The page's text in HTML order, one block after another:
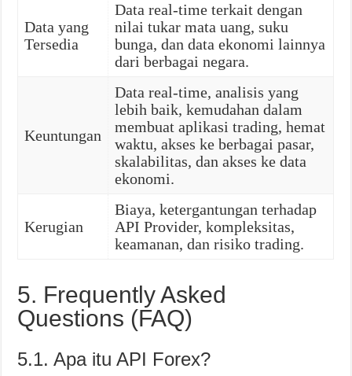
Data yang
Tersedia
Data real-time terkait dengan
nilai tukar mata uang, suku
bunga, dan data ekonomi lainnya
dari berbagai negara.
Keuntungan
Data real-time, analisis yang
lebih baik, kemudahan dalam
membuat aplikasi trading, hemat
waktu, akses ke berbagai pasar,
skalabilitas, dan akses ke data
ekonomi.
Kerugian
Biaya, ketergantungan terhadap
API Provider, kompleksitas,
keamanan, dan risiko trading.
5. Frequently Asked
Questions (FAQ)
5.1. Apa itu API Forex?